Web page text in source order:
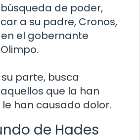
de poder,
a su padre, Cronos,
el gobernante
parte, busca
que la han
han causado dolor.
de Hades